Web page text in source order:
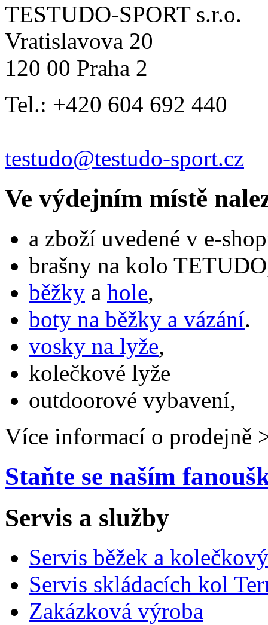
TESTUDO-SPORT s.r.o.
Vratislavova 20
120 00 Praha 2
Tel.: +420 604 692 440
testudo@testudo-sport.cz
Ve výdejním místě
a zboží uvedené v e-
brašny na kolo
běžky a hole,
boty na běžky a vázání.
vosky na lyže,
kolečkové lyže
outdoorové vybavení,
Více informací o prodejně
Staňte se naším
Servis a služby
Servis běžek a
Servis skládacích kol
Zakázková výroba